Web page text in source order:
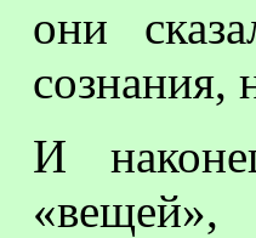
они
сознания,
И